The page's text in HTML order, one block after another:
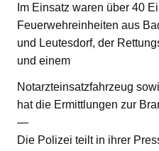
Im Einsatz waren über 40
Feuerwehreinheiten aus
und Leutesdorf, der
und einem
Notarzteinsatzfahrzeug
hat die Ermittlungen zur
—
Die Polizei teilt in ihrer